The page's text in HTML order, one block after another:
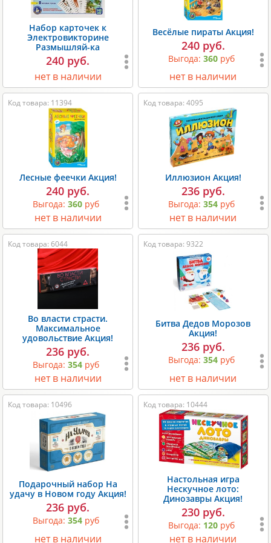
Набор карточек к
Электровикторине
Размышляй-ка
240 руб.
нет в наличии
Весёлые пираты Акция!
240 руб.
Выгода: 360руб
нет в наличии
Код товара: 11394
Лесные феечки Акция!
240 руб.
Выгода:360 руб
нет в наличии
Код товара: 4095
Иллюзион Акция!
236 руб.
Выгода: 354руб
нет в наличии
Код товара: 6044
Во власти страсти.
Максимальное
удовольствие Акция!
236 руб.
Выгода:354 руб
нет в наличии
Код товара: 9322
Битва Дедов Морозов
Акция!
236 руб.
Выгода: 354руб
нет в наличии
Код товара: 10496
Подарочный набор На
удачу в Новом году Акция!
236 руб.
Выгода:354 руб
нет в наличии
Код товара: 10444
Настольная игра
Нескучное лото:
Динозавры Акция!
230 руб.
Выгода: 120руб
нет в наличии